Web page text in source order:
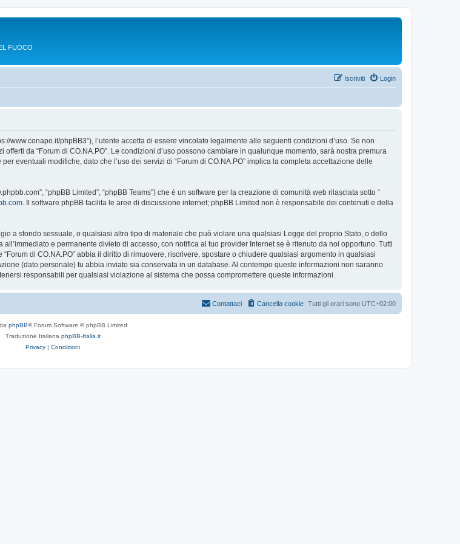
FUOCO
Login
Iscriviti
www.conapo.it/phpBB3”), l’utente accetta di essere vincolato legalmente alle seguenti condizioni d’uso. Se non
da “Forum di CO.NA.PO”. Le condizioni d’uso possono cambiare in qualunque momento, sarà nostra premura
eventuali modifiche, dato che l’uso dei servizi di “Forum di CO.NA.PO” implica la completa accettazione delle
“phpBB Limited”, “phpBB Teams”) che è un software per la creazione di comunità web rilasciata sotto “
. Il software phpBB facilita le aree di discussione internet; phpBB Limited non è responsabile dei contenuti e della
a sfondo sessuale, o qualsiasi altro tipo di materiale che può violare una qualsiasi Legge del proprio Stato, o dello
e permanente divieto di accesso, con notifica al tuo provider Internet se è ritenuto da noi opportuno. Tutti
di CO.NA.PO” abbia il diritto di rimuovere, riscrivere, spostare o chiudere qualsiasi argomento in qualsiasi
(dato personale) tu abbia inviato sia conservata in un database. Al contempo queste informazioni non saranno
responsabili per qualsiasi violazione al sistema che possa compromettere queste informazioni.
Tutti gli orari sono UTC+02:00
Cancella cookie
Contattaci
phpBB® Forum Software © phpBB Limited
Traduzione Italiana phpBB-Italia.it
Privacy | Condizioni